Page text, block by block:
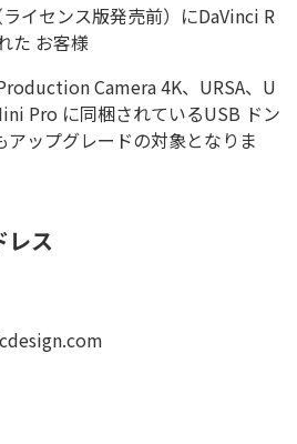
イセンス版発売前）にDaVinci R
た お客様
Camera 4K、URSA、U
Pro に同梱されているUSB ドン
アップグレードの対象となりま
レス